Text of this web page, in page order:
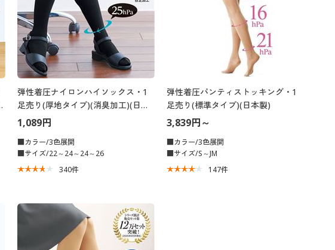
弾性着圧ナイロンハイソックス・1
足売り(厚地タイプ)(消臭加工)(日本
製)
1,089円
■カラー/3色展開
■サイズ/22～24～24～26
340件
弾性着圧パンティストッキング・1
足売り(標準タイプ)(日本製)
3,839円～
■カラー/3色展開
■サイズ/S～JM
147件